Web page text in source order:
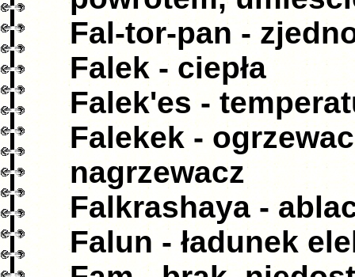
Fal-tor-pan -
Falek - ciepła
Falek'es -
Falekek -
nagrzewacz
Falkrashaya -
Falun - ładunek